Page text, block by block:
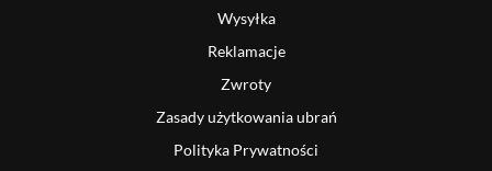
Wysyłka
Reklamacje
Zwroty
Zasady użytkowania ubrań
Polityka Prywatności